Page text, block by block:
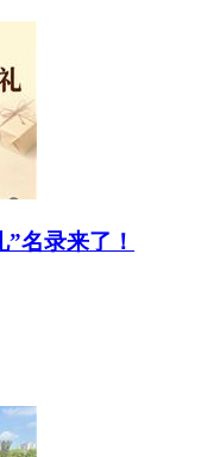
名录来了！